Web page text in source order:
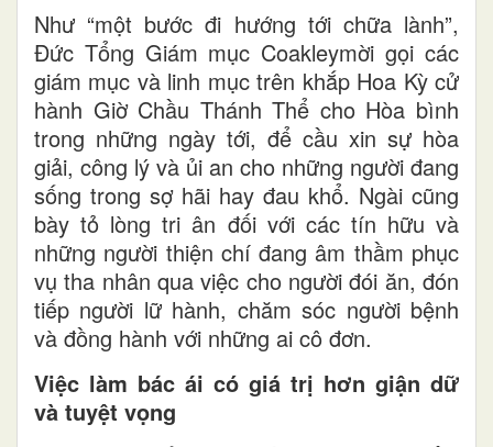
Như “một bước đi hướng tới chữa lành”,
Đức Tổng Giám mục Coakleymời gọi các
giám mục và linh mục trên khắp Hoa Kỳ cử
hành Giờ Chầu Thánh Thể cho Hòa bình
trong những ngày tới, để cầu xin sự hòa
giải, công lý và ủi an cho những người đang
sống trong sợ hãi hay đau khổ. Ngài cũng
bày tỏ lòng tri ân đối với các tín hữu và
những người thiện chí đang âm thầm phục
vụ tha nhân qua việc cho người đói ăn, đón
tiếp người lữ hành, chăm sóc người bệnh
và đồng hành với những ai cô đơn.
Việc làm bác ái có giá trị hơn giận dữ
và tuyệt vọng